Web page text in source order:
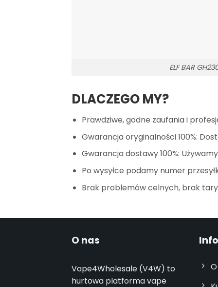
ELF BAR
DLACZEGO MY?
Prawdziwe, godne zaufania i
Gwarancja oryginalności 100%:
Gwarancja dostawy 100%:
Po wysyłce podamy numer
Brak problemów celnych, brak
O nas
Vape4Wholesale (V4W) to
hurtowa platforma vape
O